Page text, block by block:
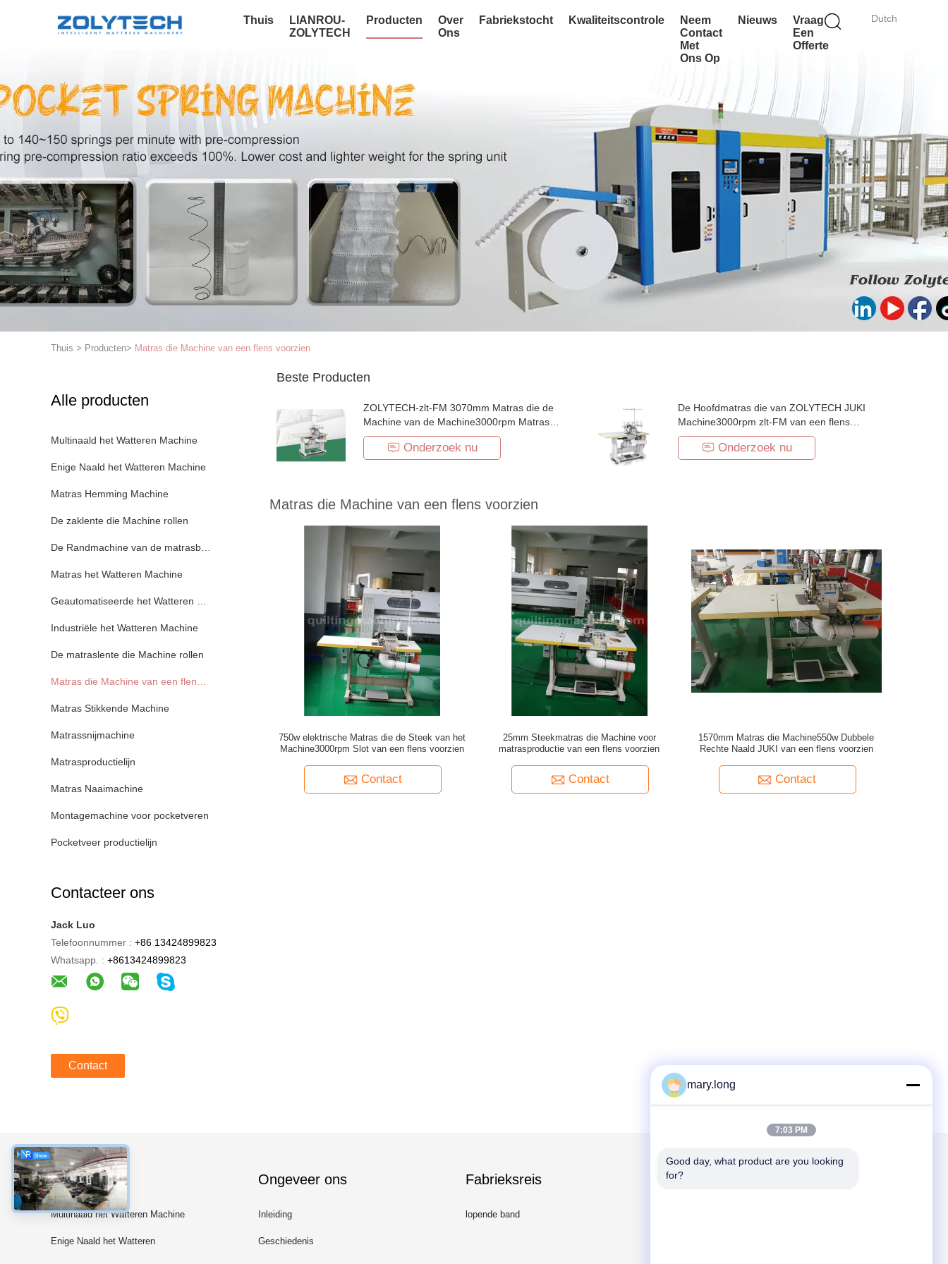
Dutch
Thuis
LIANROU-
ZOLYTECH
Producten
Over
Ons
Fabriekstocht Kwaliteitscontrole
Neem
Contact
Met
Ons Op
Nieuws
Vraag
Een
Offerte
Thuis > Producten> Matras die Machine van een flens voorzien
Alle producten
Multinaald het Watteren Machine
Enige Naald het Watteren Machine
Matras Hemming Machine
De zaklente die Machine rollen
Matras het Watteren Machine
Industriële het Watteren Machine
De matraslente die Machine rollen
Matras Stikkende Machine
Matrassnijmachine
Matrasproductielijn
Matras Naaimachine
Montagemachine voor pocketveren
Pocketveer productielijn
Contacteer ons
Jack Luo
Telefoonnummer : +86 13424899823
Whatsapp. : +8613424899823
Contact
Beste Producten
ZOLYTECH-zlt-FM 3070mm Matras die de
Machine van de Machine3000rpm Matras
van een flens voorziet
Onderzoek nu
De Hoofdmatras die van ZOLYTECH JUKI
Machine3000rpm zlt-FM van een flens
voorzien
Onderzoek nu
Matras die Machine van een flens voorzien
750w elektrische Matras die de Steek van het
Machine3000rpm Slot van een flens voorzien
Contact
25mm Steekmatras die Machine voor
matrasproductie van een flens voorzien
Contact
1570mm Matras die Machine550w Dubbele
Rechte Naald JUKI van een flens voorzien
Contact
Categorieën
Multinaald het Watteren Machine
Enige Naald het Watteren
Ongeveer ons
Inleiding
Geschiedenis
Fabrieksreis
lopende band
Mail ons
mary.long
7:03 PM
Good day, what product are you looking
for?